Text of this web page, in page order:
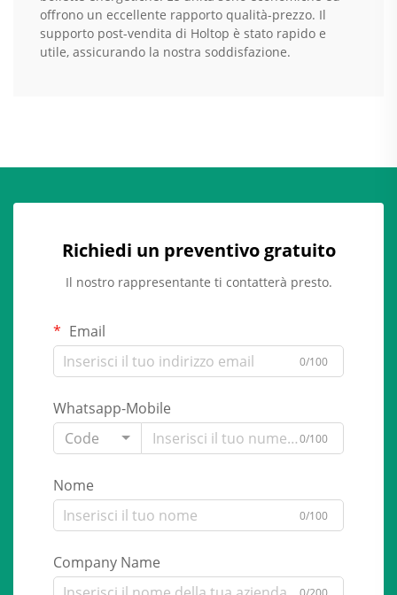
offrono un eccellente rapporto qualità-prezzo. Il
supporto post-vendita di Holtop è stato rapido e
utile, assicurando la nostra soddisfazione.
Richiedi un preventivo gratuito
Il nostro rappresentante ti contatterà presto.
Email
0/100
Whatsapp-Mobile
Code
0/100
Nome
0/100
Company Name